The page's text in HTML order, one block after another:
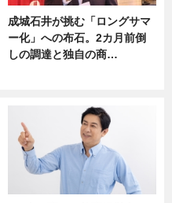
成城石井が挑む「ロングサマ
ー化」への布石。2カ月前倒
しの調達と独自の商…